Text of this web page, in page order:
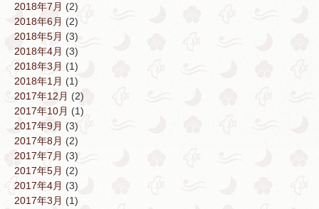
2018年7月 (2)
2018年6月 (2)
2018年5月 (3)
2018年4月 (3)
2018年3月 (1)
2018年1月 (1)
2017年12月 (2)
2017年10月 (1)
2017年9月 (3)
2017年8月 (2)
2017年7月 (3)
2017年5月 (2)
2017年4月 (3)
2017年3月 (1)